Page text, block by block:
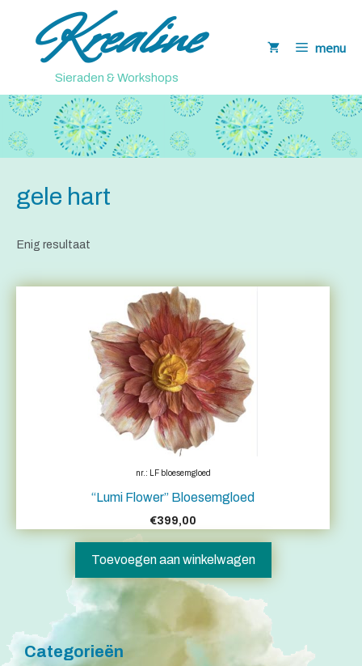
Krealine
Sieraden & Workshops
menu
gele hart
Enig resultaat
nr.: LF bloesemgloed
“Lumi Flower” Bloesemgloed
€399,00
Toevoegen aan winkelwagen
Categorieën